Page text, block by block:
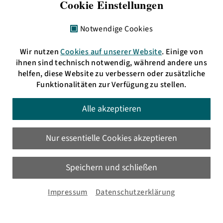
Freies Radio Rhein-Neckar e. V.
Brückenstraße 2–4
Impressum
Telefon: + 49 621 3009797
eMail:info(at)bermudafunk.org
Bürozeiten:
Mo. 17:00 bis 19:00 Uhr
Di., Mi. & Do. 11:00 bis 13:00 Uhr
sowie nach Vereinbarung
HD: UKW 105,4 MHz
Cookie Einstellungen
Notwendige Cookies
Wir nutzenCookies auf unserer Website. Einige von
ihnen sind technisch notwendig, während andere uns
helfen, diese Website zu verbessern oder zusätzliche
Funktionalitäten zur Verfügung zu stellen.
Alle akzeptieren
Nur essentielle Cookies akzeptieren
Speichern und schließen
Impressum Datenschutzerklärung